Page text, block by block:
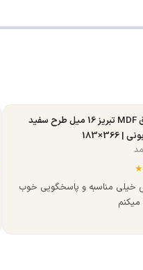
ورق MDF تبریز 16 میل طرح سفید
| 366×183
★
خیلی مناسبه و پاسخگویی خوب
میکنم